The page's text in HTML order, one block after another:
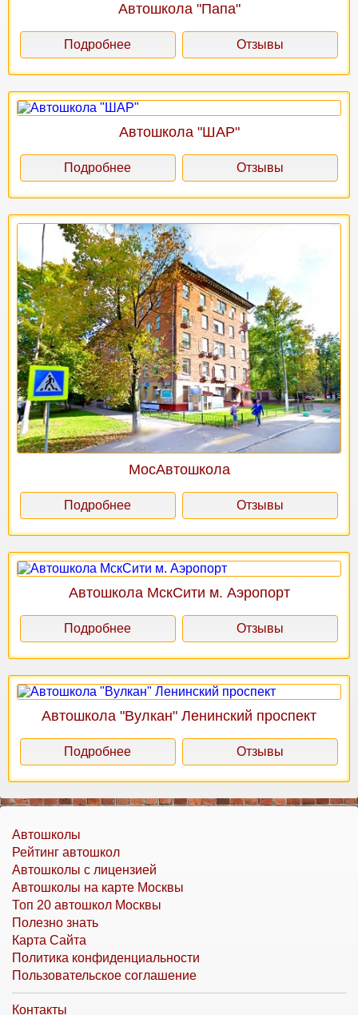
Автошкола "Папа"
Подробнее Отзывы
Автошкола "ШАР"
Подробнее Отзывы
МосАвтошкола
Подробнее Отзывы
Автошкола МскСити м. Аэропорт
Подробнее Отзывы
Автошкола "Вулкан" Ленинский проспект
Подробнее Отзывы
Автошколы
Рейтинг автошкол
Автошколы с лицензией
Автошколы на карте Москвы
Топ 20 автошкол Москвы
Полезно знать
Карта Сайта
Политика конфиденциальности
Пользовательское соглашение
Контакты